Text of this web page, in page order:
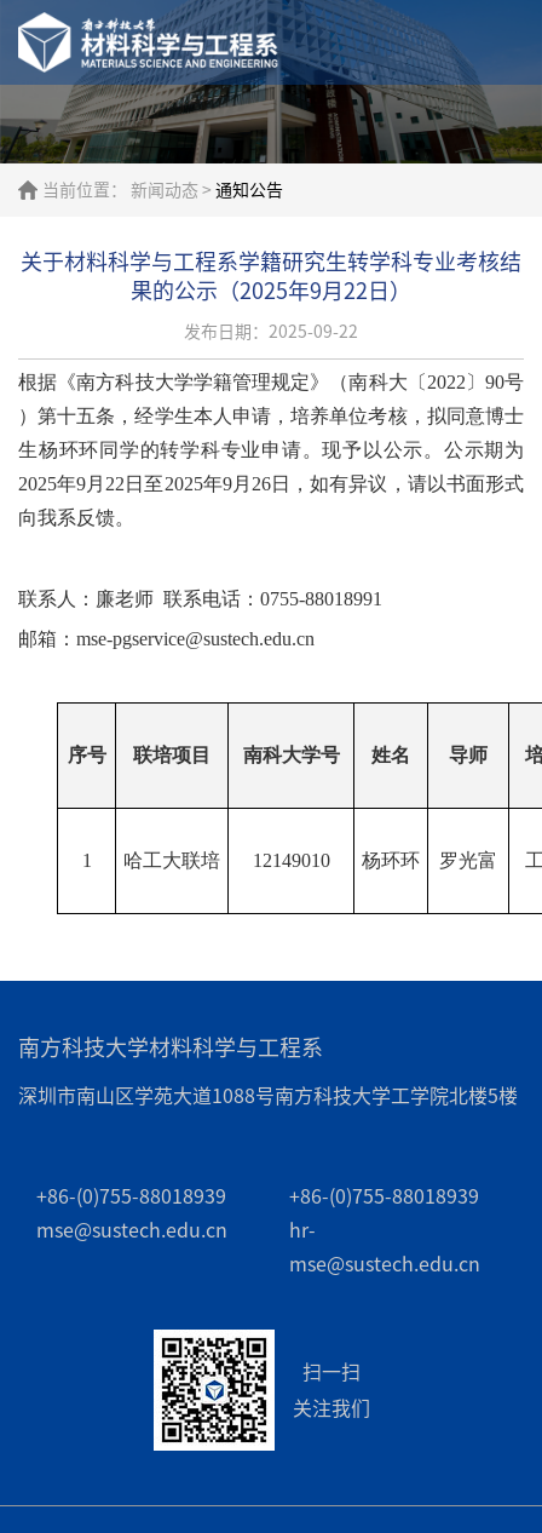
当前位置： 新闻动态 > 通知公告
关于材料科学与工程系学籍研究生转学科专业考核结
果的公示（2025年9月22日）
发布日期：2025-09-22
根据《南方科技大学学籍管理规定》（南科大〔 2022〕90号
）第十五条，经学生本人申请，培养单位考核，拟同意博士
生杨环环同学的转学科专业申请。现予以公示。 公示期为
2025年9月22日至2025年9月26日，如有异议，请以书面形式
向我系反馈。
联系人：廉老师 联系电话： 0755-88018991
邮箱：mse-pgservice@sustech.edu.cn
序号 联培项目 南科大学号 姓名 导师
1 哈工大联培 12149010 杨环环 罗光富
南方科技大学材料科学与工程系
深圳市南山区学苑大道1088号南方科技大学工学院北楼5楼
+86-(0)755-88018939
mse@sustech.edu.cn
+86-(0)755-88018939
hr-
mse@sustech.edu.cn
扫一扫
关注我们